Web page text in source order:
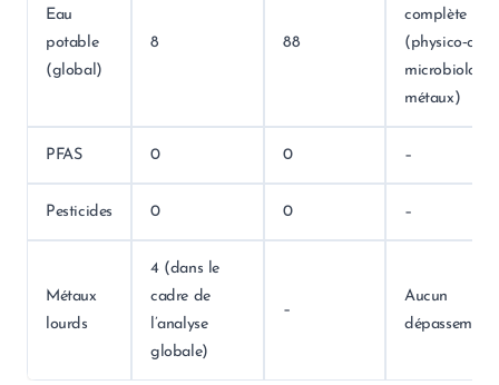
Eau
potable
(global)
8 88
complète
métaux)
PFAS 0 0 –
Pesticides 0 0 –
Métaux
lourds
4 (dans le
cadre de
l’analyse
globale)
–
Aucun
dépassement